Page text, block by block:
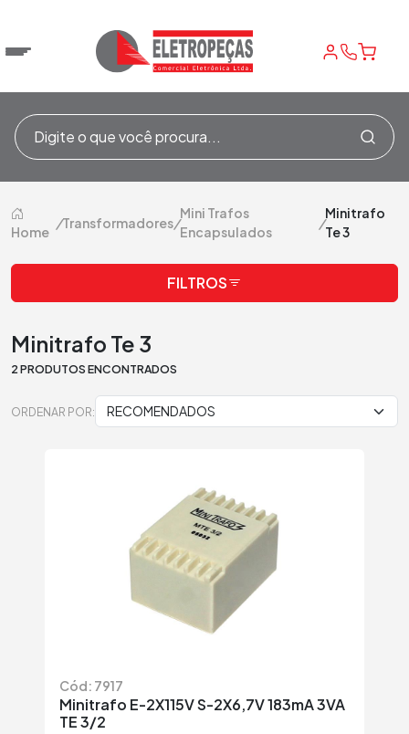
Home
/Transformadores/
Mini Trafos
Encapsulados
/
Minitrafo
Te 3
FILTROS
Minitrafo Te 3
2 PRODUTOS ENCONTRADOS
ORDENAR POR:
Cód: 7917
Minitrafo E-2X115V S-2X6,7V 183mA 3VA
TE 3/2